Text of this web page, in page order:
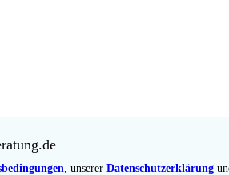
, unserer Datenschutzerklärung